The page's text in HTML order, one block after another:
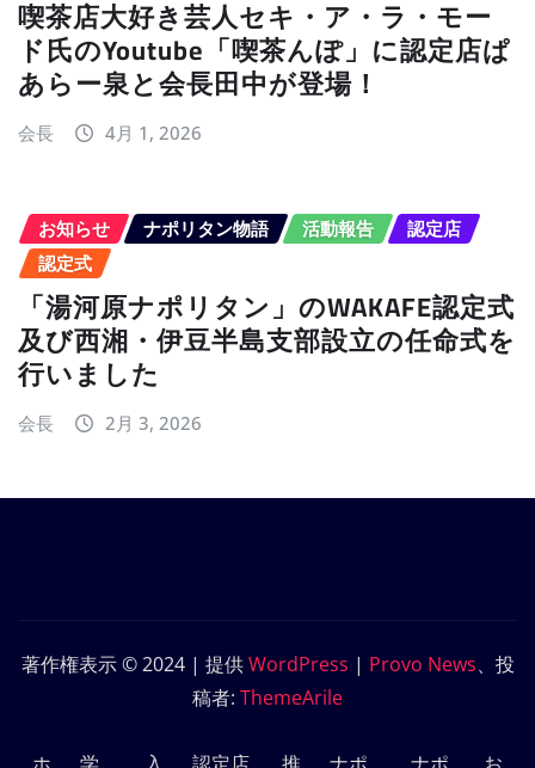
喫茶店大好き芸人セキ・ア・ラ・モー
ド氏のYoutube「喫茶んぽ」に認定店ぱ
あらー泉と会長田中が登場！
会長 4月 1, 2026
お知らせ ナポリタン物語 活動報告
認定店
認定式
「湯河原ナポリタン」のWAKAFE認定式
及び西湘・伊豆半島支部設立の任命式を
行いました
会長 2月 3, 2026
著作権表示 © 2024 | 提供WordPress | Provo News、投
稿者: ThemeArile